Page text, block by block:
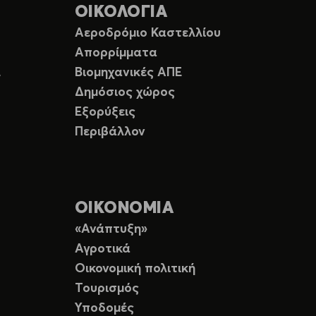
ΟΙΚΟΛΟΓΙΑ
Αεροδρόμιο Καστελλίου
Απορρίμματα
Βιομηχανικές ΑΠΕ
Δημόσιος χώρος
Εξορύξεις
Περιβάλλον
ΟΙΚΟΝΟΜΙΑ
«Ανάπτυξη»
Αγροτικά
Οικονομική πολιτική
Τουρισμός
Υποδομές